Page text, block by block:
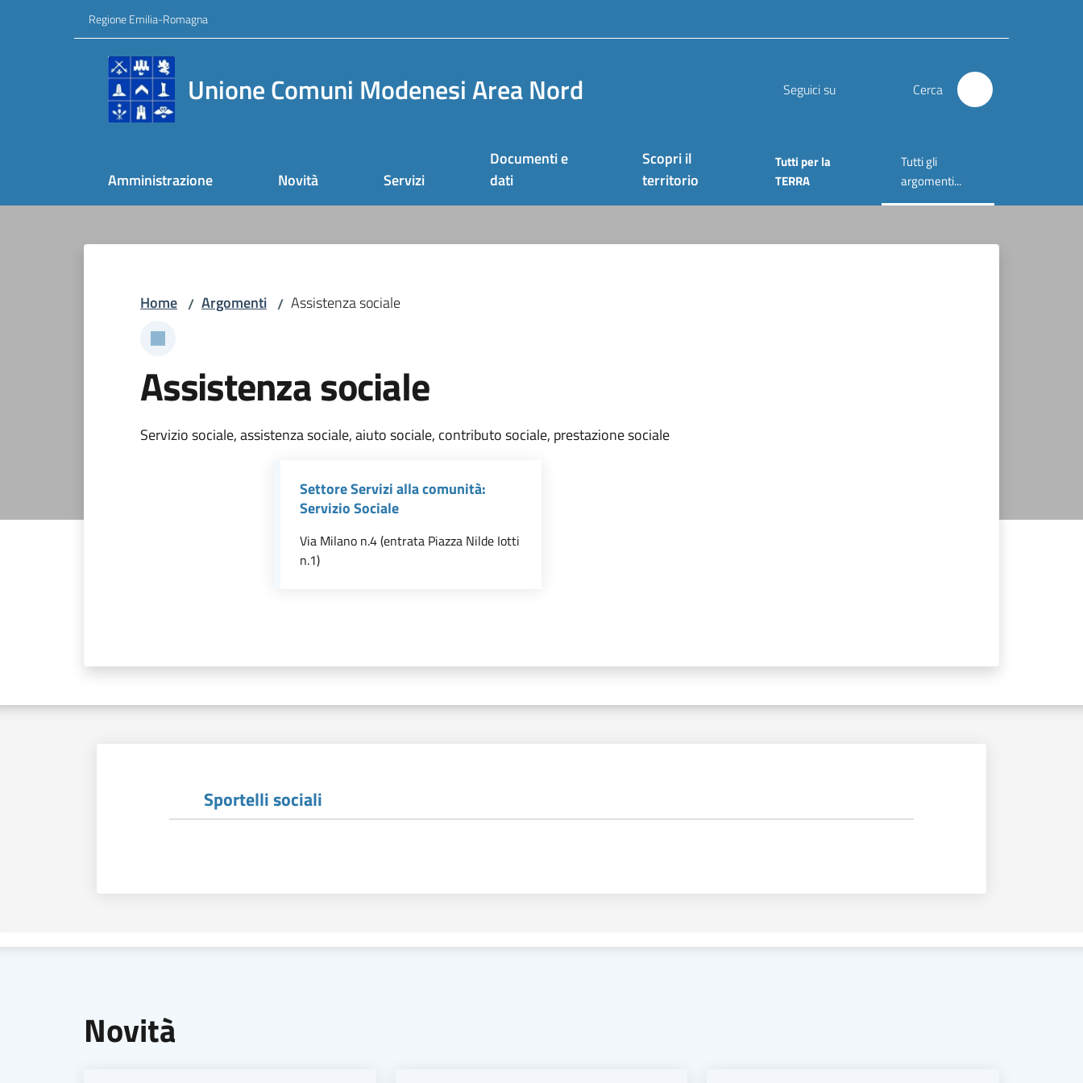
Vai al contenuto
Vai alla navigazioneRegione Emilia-Romagna
Unione Comuni Modenesi Area Nord Seguici su Cerca
Amministrazione Novità Servizi
Documenti e
dati
Scopri il
territorio
Tutti per la
TERRA
Tutti gli
argomenti...
Menu selezionato
Home / Argomenti / Assistenza sociale
Assistenza sociale
Servizio sociale, assistenza sociale, aiuto sociale, contributo sociale, prestazione sociale
Settore Servizi alla comunità:
Servizio Sociale
Via Milano n.4 (entrata Piazza Nilde Iotti
n.1)
Sportelli sociali
Novità